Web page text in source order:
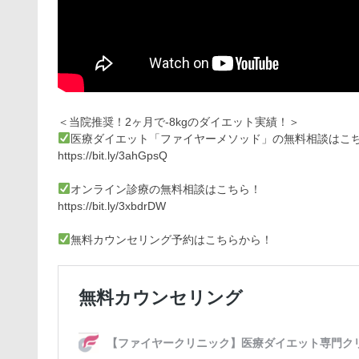
＜当院推奨！2ヶ月で-8kgのダイエット実績！＞
医療ダイエット「ファイヤーメソッド」の無料相談はこ
https://bit.ly/3ahGpsQ
オンライン診療の無料相談はこちら！
https://bit.ly/3xbdrDW
無料カウンセリング予約はこちらから！